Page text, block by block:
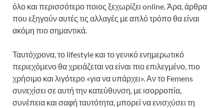
όλο και περισσότερο ποιος ξεχωρίζει online. Άρα, άρθρα
που εξηγούν αυτές τις αλλαγές με απλό τρόπο θα είναι
ακόμη πιο σημαντικά.
Ταυτόχρονα, το lifestyle και το γενικό ενημερωτικό
περιεχόμενο θα χρειάζεται να είναι πιο επιλεγμένο, πιο
χρήσιμο και λιγότερο «για να υπάρχει». Αν το Femens
συνεχίσει σε αυτή την κατεύθυνση, με ισορροπία,
συνέπεια και σαφή ταυτότητα, μπορεί να ενισχύσει τη